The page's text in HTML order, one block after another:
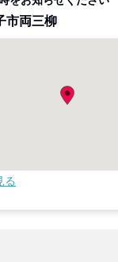
市両三柳
る